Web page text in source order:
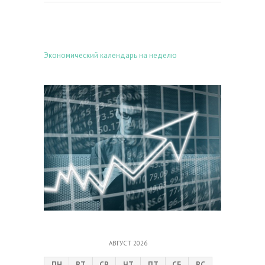
Экономический календарь на неделю
АВГУСТ 2026